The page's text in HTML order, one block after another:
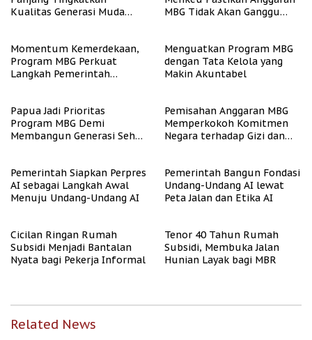
Kualitas Generasi Muda
MBG Tidak Akan Ganggu
Momentum Kemerdekaan,
Program MBG Perkuat
Langkah Pemerintah
Menguatkan Program MBG
dengan Tata Kelola yang
Makin Akuntabel
Papua Jadi Prioritas
Program MBG Demi
Membangun Generasi Sehat
Pemisahan Anggaran MBG
Memperkokoh Komitmen
Negara terhadap Gizi dan
Pemerintah Siapkan Perpres
AI sebagai Langkah Awal
Menuju Undang-Undang AI
Pemerintah Bangun Fondasi
Undang-Undang AI lewat
Peta Jalan dan Etika AI
Cicilan Ringan Rumah
Subsidi Menjadi Bantalan
Nyata bagi Pekerja Informal
Tenor 40 Tahun Rumah
Subsidi, Membuka Jalan
Hunian Layak bagi MBR
Related News